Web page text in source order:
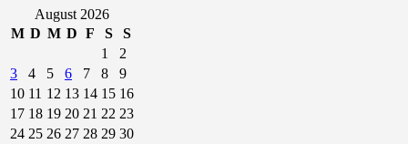
August 2026
M D M D F S
S
1
2
3
4 5 6 7 8
9
10 11 12 13 14 15 16
17 18 19 20 21 22 23
24 25 26 27 28 29 30